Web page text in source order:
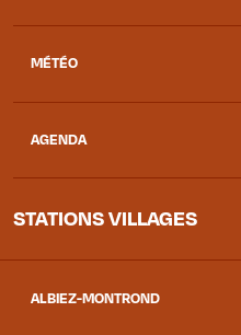
MÉTÉO
AGENDA
STATIONS VILLAGES
ALBIEZ-MONTROND
pro
d'explorer la vallée.
newsletter